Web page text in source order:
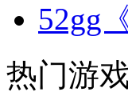
52gg
热门游